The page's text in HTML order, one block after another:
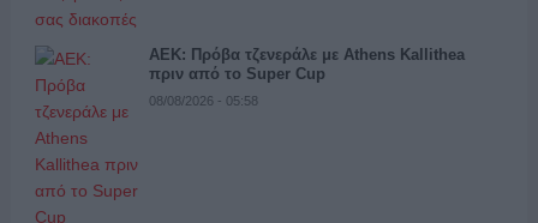
ΑΕΚ: Πρόβα τζενεράλε με Athens Kallithea
πριν από το Super Cup
08/08/2026 - 05:58